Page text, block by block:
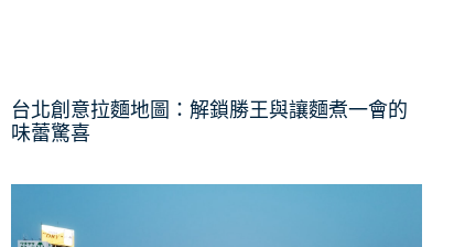
台北創意拉麵地圖：解鎖勝王與讓麵煮一會的
味蕾驚喜